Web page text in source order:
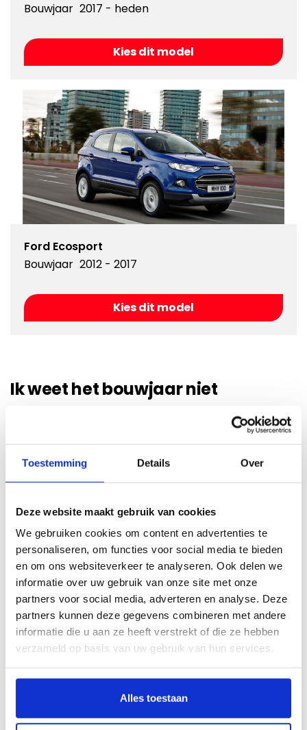
Toestemming Details Over
Deze website maakt gebruik van cookies
We gebruiken cookies om content en advertenties te
personaliseren, om functies voor social media te bieden
en om ons websiteverkeer te analyseren. Ook delen we
informatie over uw gebruik van onze site met onze
partners voor social media, adverteren en analyse. Deze
partners kunnen deze gegevens combineren met andere
informatie die u aan ze heeft verstrekt of die ze hebben
verzameld op basis van uw gebruik van hun services.
Alles toestaan
Bouwjaar 2017 - heden
Kies dit model
Ford Ecosport
Bouwjaar 2012 - 2017
Kies dit model
Ik weet het bouwjaar niet
Als u het bouwjaar niet weet van uw auto kunt u hier
Bel:085 273 48 25 (lokaal tarief)